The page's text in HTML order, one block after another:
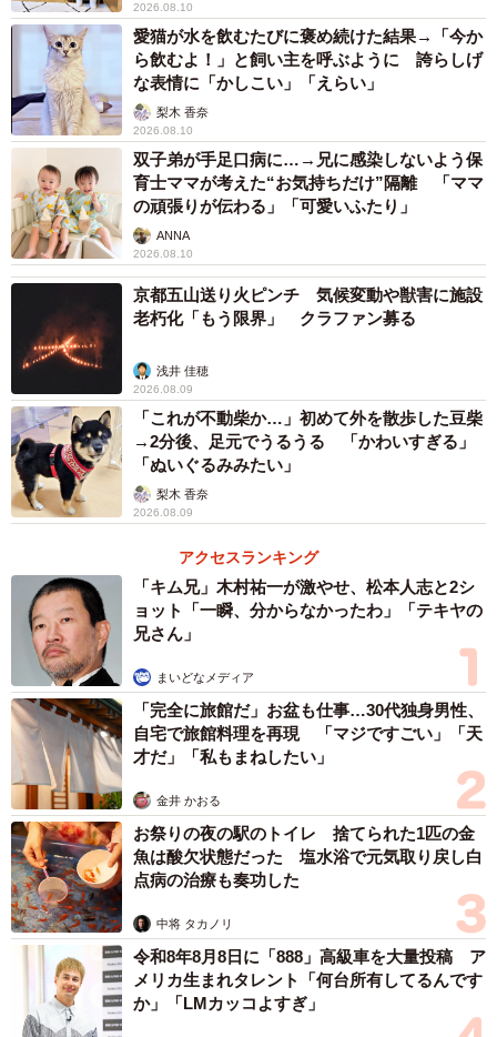
クーラーボックスに入ってやってきたら、もう完全に見た目がマンゴー
です。これは。危うく食べてしまいそう！（画像提供：動物繁殖学研究
室）
想像以上にバラエティ豊かな卵たち
ーー動物繁殖学研究室は、どんなことをされている研究室
「岐阜大学の応用生物科学部にあり、 動物園などと一緒に
繁殖生理を調べています
。例えばライチョウやハシビロコ
ウなど絶滅危惧種の飼育下繁殖を推進するために研究して
います。メインは動物園の哺乳類ですが、鳥類も対象にし
ています」
ーー動物園と連携しているため「東武動物公園」（埼玉県
南埼玉郡）から卵が届いたんですね
「ある博物館で2025年に卵をテーマにした企画展（当研究
室とのコラボ）が予定されていて、その中でヒクイドリの
卵も展示できないかという相談があり、探していたんで
す。私自身、さまざまな鳥類・爬虫類の卵殻標本をコレク
ションしていまして、授業や博物館の企画展などに活用し
2026.08.10
愛猫が水を飲むたびに褒め続けた結果→「今か
ら飲むよ！」と飼い主を呼ぶように 誇らしげ
な表情に「かしこい」「えらい」
梨木 香奈
2026.08.10
双子弟が手足口病に…→兄に感染しないよう保
育士ママが考えた“お気持ちだけ”隔離 「ママ
の頑張りが伝わる」「可愛いふたり」
ANNA
2026.08.10
京都五山送り火ピンチ 気候変動や獣害に施設
老朽化「もう限界」 クラファン募る
浅井 佳穂
2026.08.09
「これが不動柴か…」初めて外を散歩した豆柴
→2分後、足元でうるうる 「かわいすぎる」
「ぬいぐるみみたい」
梨木 香奈
2026.08.09
アクセスランキング
「キム兄」木村祐一が激やせ、松本人志と2シ
ョット「一瞬、分からなかったわ」「テキヤの
兄さん」
まいどなメディア
「完全に旅館だ」お盆も仕事…30代独身男性、
自宅で旅館料理を再現 「マジですごい」「天
才だ」「私もまねしたい」
金井 かおる
お祭りの夜の駅のトイレ 捨てられた1匹の金
魚は酸欠状態だった 塩水浴で元気取り戻し白
点病の治療も奏功した
中将 タカノリ
令和8年8月8日に「888」高級車を大量投稿 ア
メリカ生まれタレント「何台所有してるんです
か」「LMカッコよすぎ」